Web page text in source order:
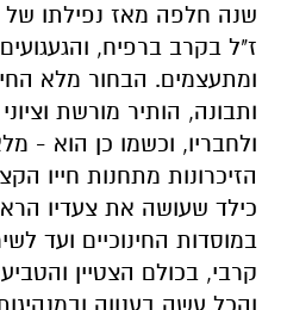
שנה חלפה מאז נפילתו של
ז"ל בקרב ברפיח,
ומתעצמים. הבחור מלא
ותבונה, הותיר מורשת
ולחבריו, וכשמו כן הוא -
הזיכרונות מתחנות חייו
כילד שעושה את צעדיו
במוסדות החינוכיים ועד
קרבי, בכולם הצטיין